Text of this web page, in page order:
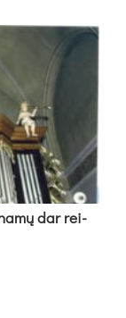
dar rei­